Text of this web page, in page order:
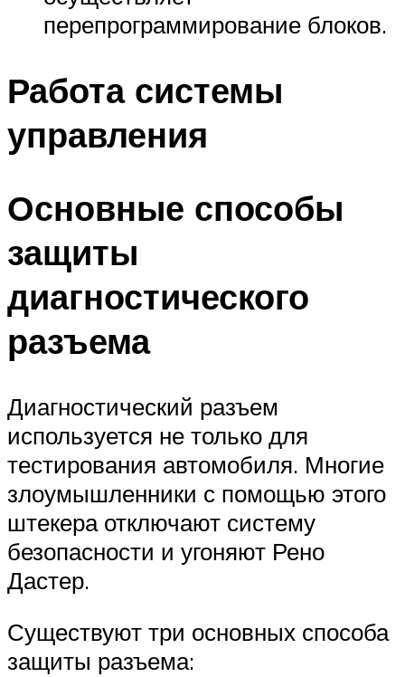
перепрограммирование блоков.
Работа системы
управления
Основные способы
защиты
диагностического
разъема
Диагностический разъем
используется не только для
тестирования автомобиля. Многие
злоумышленники с помощью этого
штекера отключают систему
безопасности и угоняют Рено
Дастер.
Существуют три основных способа
защиты разъема: